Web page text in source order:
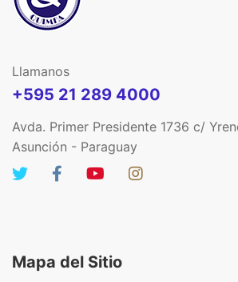
Llamanos
+595 21 289 4000
Avda. Primer Presidente 1736 c/
Asunción - Paraguay
Mapa del Sitio